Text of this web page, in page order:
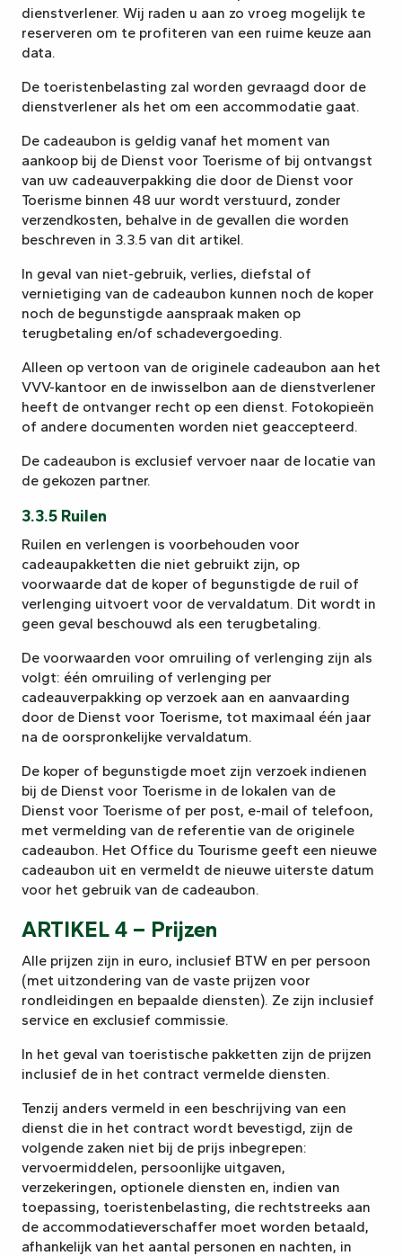
dienstverlener. Wij raden u aan zo vroeg mogelijk te
reserveren om te profiteren van een ruime keuze aan
data.
De toeristenbelasting zal worden gevraagd door de
dienstverlener als het om een accommodatie gaat.
De cadeaubon is geldig vanaf het moment van
aankoop bij de Dienst voor Toerisme of bij ontvangst
van uw cadeauverpakking die door de Dienst voor
Toerisme binnen 48 uur wordt verstuurd, zonder
verzendkosten, behalve in de gevallen die worden
beschreven in 3.3.5 van dit artikel.
In geval van niet-gebruik, verlies, diefstal of
vernietiging van de cadeaubon kunnen noch de koper
noch de begunstigde aanspraak maken op
terugbetaling en/of schadevergoeding.
Alleen op vertoon van de originele cadeaubon aan het
VVV-kantoor en de inwisselbon aan de dienstverlener
heeft de ontvanger recht op een dienst. Fotokopieën
of andere documenten worden niet geaccepteerd.
De cadeaubon is exclusief vervoer naar de locatie van
de gekozen partner.
3.3.5 Ruilen
Ruilen en verlengen is voorbehouden voor
cadeaupakketten die niet gebruikt zijn, op
voorwaarde dat de koper of begunstigde de ruil of
verlenging uitvoert voor de vervaldatum. Dit wordt in
geen geval beschouwd als een terugbetaling.
De voorwaarden voor omruiling of verlenging zijn als
volgt: één omruiling of verlenging per
cadeauverpakking op verzoek aan en aanvaarding
door de Dienst voor Toerisme, tot maximaal één jaar
na de oorspronkelijke vervaldatum.
De koper of begunstigde moet zijn verzoek indienen
bij de Dienst voor Toerisme in de lokalen van de
Dienst voor Toerisme of per post, e-mail of telefoon,
met vermelding van de referentie van de originele
cadeaubon. Het Office du Tourisme geeft een nieuwe
cadeaubon uit en vermeldt de nieuwe uiterste datum
voor het gebruik van de cadeaubon.
ARTIKEL 4 – Prijzen
Alle prijzen zijn in euro, inclusief BTW en per persoon
(met uitzondering van de vaste prijzen voor
rondleidingen en bepaalde diensten). Ze zijn inclusief
service en exclusief commissie.
In het geval van toeristische pakketten zijn de prijzen
inclusief de in het contract vermelde diensten.
Tenzij anders vermeld in een beschrijving van een
dienst die in het contract wordt bevestigd, zijn de
volgende zaken niet bij de prijs inbegrepen:
vervoermiddelen, persoonlijke uitgaven,
verzekeringen, optionele diensten en, indien van
toepassing, toeristenbelasting, die rechtstreeks aan
de accommodatieverschaffer moet worden betaald,
afhankelijk van het aantal personen en nachten, in